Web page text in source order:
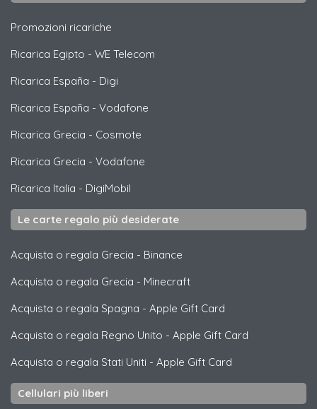
Promozioni ricariche
Ricarica Egipto - WE Telecom
Ricarica España - Digi
Ricarica España - Vodafone
Ricarica Grecia - Cosmote
Ricarica Grecia - Vodafone
Ricarica Italia - DigiMobil
Le carte regalo più desiderate
Acquista o regala Grecia - Binance
Acquista o regala Grecia - Minecraft
Acquista o regala Spagna - Apple Gift Card
Acquista o regala Regno Unito - Apple Gift Card
Acquista o regala Stati Uniti - Apple Gift Card
Cellulari più liberi